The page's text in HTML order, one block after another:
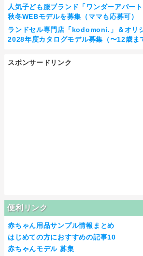
人気子ども服ブランド「ワンダーアパー
秋冬WEBモデルを募集（ママも応募可）
ランドセル専門店「kodomoni.」＆オリ
2028年度カタログモデル募集（〜12歳ま
スポンサードリンク
便利リンク
赤ちゃん用品サンプル情報まとめ
はじめての方におすすめの記事10
赤ちゃんモデル 募集